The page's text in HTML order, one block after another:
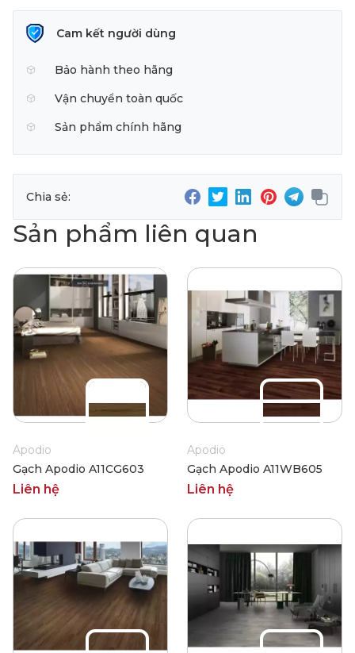
Cam kết người dùng
Bảo hành theo hãng
Vận chuyển toàn quốc
Sản phẩm chính hãng
Chia sẻ:
Sản phẩm liên quan
Apodio
Gạch Apodio A11CG603
Liên hệ
Apodio
Gạch Apodio A11WB605
Liên hệ